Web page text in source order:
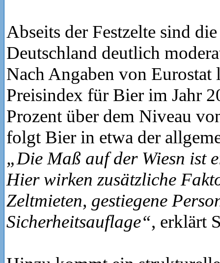
Abseits der Festzelte sind
Deutschland deutlich
Nach Angaben von Eurostat
Preisindex für Bier im Jahr
Prozent über dem Niveau
folgt Bier in etwa der
„Die Maß auf der Wiesn ist
Hier wirken zusätzliche
Zeltmieten, gestiegene
Sicherheitsauflage“, erklärt